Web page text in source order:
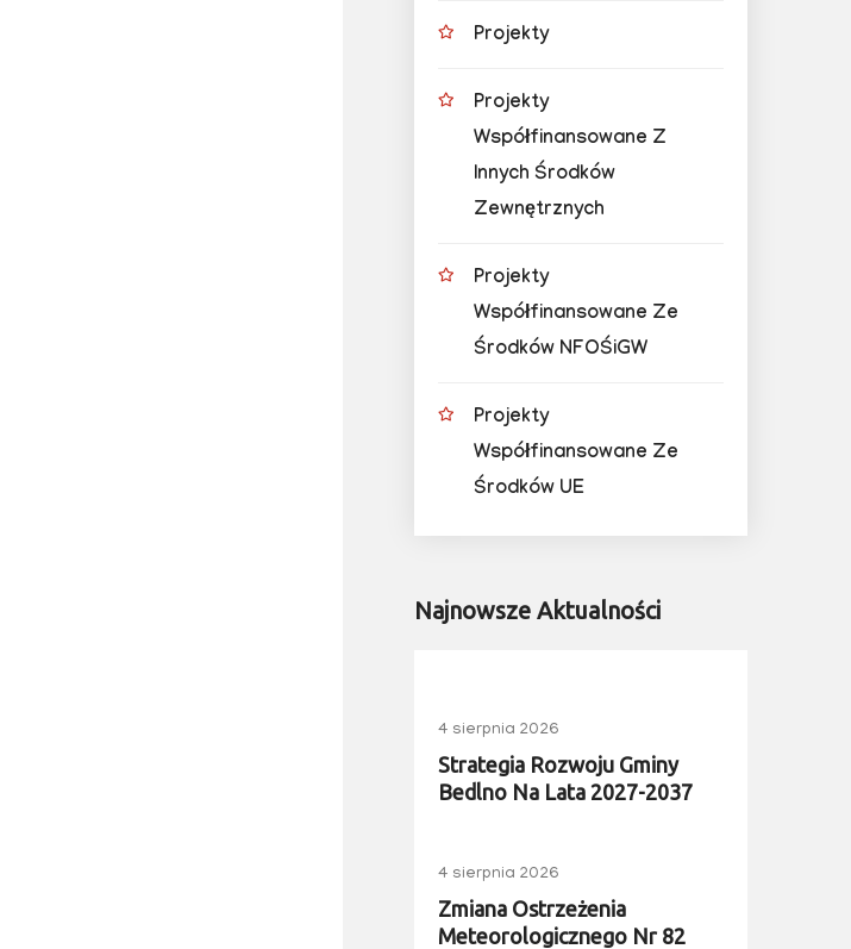
Projekty
Projekty
Współfinansowane Z
Innych Środków
Zewnętrznych
Projekty
Współfinansowane Ze
Środków NFOŚiGW
Projekty
Współfinansowane Ze
Środków UE
Najnowsze Aktualności
4 sierpnia 2026
Strategia Rozwoju Gminy
Bedlno Na Lata 2027-2037
4 sierpnia 2026
Zmiana Ostrzeżenia
Meteorologicznego Nr 82